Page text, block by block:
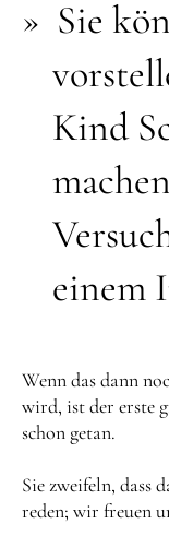
Sie
Kind
einem
Wenn das dann
wird, ist der erste
schon getan.
Sie zweifeln, dass
reden; wir freuen